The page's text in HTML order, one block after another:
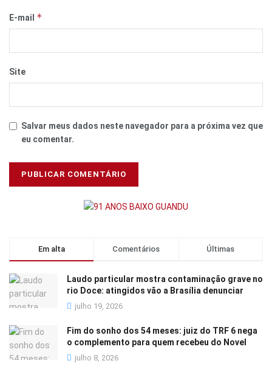
E-mail *
Site
Salvar meus dados neste navegador para a próxima vez que
eu comentar.
Em alta Comentários Últimas
Laudo particular mostra contaminação grave no
rio Doce: atingidos vão a Brasília denunciar
julho 19, 2026
Fim do sonho dos 54 meses: juiz do TRF 6 nega
o complemento para quem recebeu do Novel
julho 8, 2026